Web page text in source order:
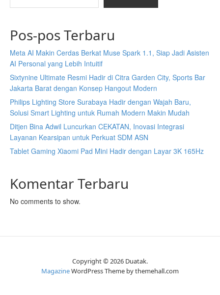
Pos-pos Terbaru
Meta AI Makin Cerdas Berkat Muse Spark 1.1, Siap Jadi Asisten
AI Personal yang Lebih Intuitif
Sixtynine Ultimate Resmi Hadir di Citra Garden City, Sports Bar
Jakarta Barat dengan Konsep Hangout Modern
Philips Lighting Store Surabaya Hadir dengan Wajah Baru,
Solusi Smart Lighting untuk Rumah Modern Makin Mudah
Ditjen Bina Adwil Luncurkan CEKATAN, Inovasi Integrasi
Layanan Kearsipan untuk Perkuat SDM ASN
Tablet Gaming Xiaomi Pad Mini Hadir dengan Layar 3K 165Hz
Komentar Terbaru
No comments to show.
Copyright © 2026 Duatak.
MagazineWordPress Theme by themehall.com